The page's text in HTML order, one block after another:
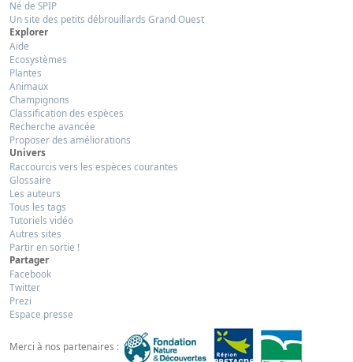
Né de SPIP
Un site des petits débrouillards Grand Ouest
Explorer
Aide
Ecosystèmes
Plantes
Animaux
Champignons
Classification des espèces
Recherche avancée
Proposer des améliorations
Univers
Raccourcis vers les espèces courantes
Glossaire
Les auteurs
Tous les tags
Tutoriels vidéo
Autres sites
Partir en sortie !
Partager
Facebook
Twitter
Prezi
Espace presse
Merci à nos partenaires :